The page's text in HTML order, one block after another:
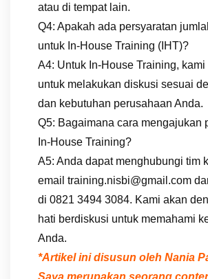
atau di tempat lain.
Q4: Apakah ada persyaratan
untuk In-House Training (IHT)?
A4: Untuk In-House Training, kami
untuk melakukan diskusi sesuai
dan kebutuhan perusahaan Anda.
Q5: Bagaimana cara mengajukan
In-House Training?
A5: Anda dapat menghubungi tim
email training.nisbi@gmail.com
di 0821 3494 3084. Kami akan
hati berdiskusi untuk memahami
Anda.
*Artikel ini disusun oleh Nania
Saya merupakan seorang